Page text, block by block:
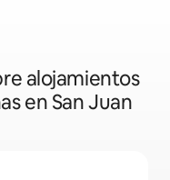
alojamientos
en San Juan